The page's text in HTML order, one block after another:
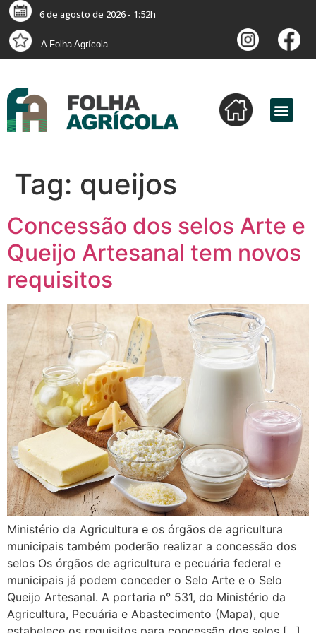
6 de agosto de 2026 - 1:52h
A Folha Agrícola
Tag: queijos
Concessão dos selos Arte e
Queijo Artesanal tem novos
requisitos
Ministério da Agricultura e os órgãos de agricultura
municipais também poderão realizar a concessão dos
selos Os órgãos de agricultura e pecuária federal e
municipais já podem conceder o Selo Arte e o Selo
Queijo Artesanal. A portaria n° 531, do Ministério da
Agricultura, Pecuária e Abastecimento (Mapa), que